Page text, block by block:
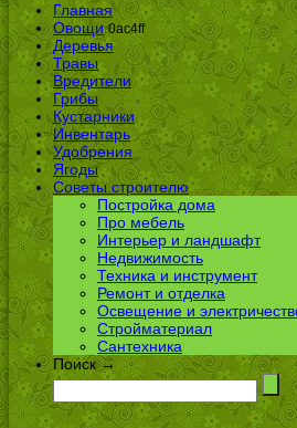
Главная
Овощи 0ac4ff
Деревья
Травы
Вредители
Грибы
Кустарники
Инвентарь
Удобрения
Ягоды
Советы строителю
Постройка дома
Про мебель
Интерьер и ландшафт
Недвижимость
Техника и инструмент
Ремонт и отделка
Освещение и
Стройматериал
Сантехника
Поиск →